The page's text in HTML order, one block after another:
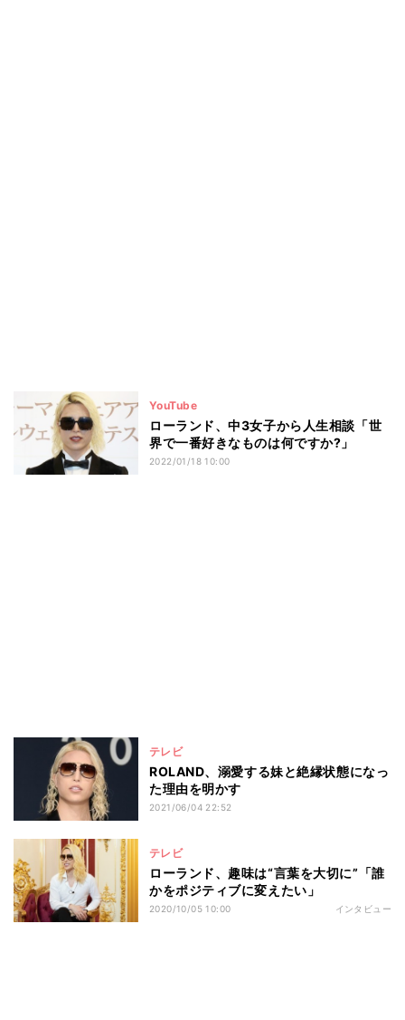
YouTube
ローランド、中3女子から人生相談「世
界で一番好きなものは何ですか?」
2022/01/18 10:00
テレビ
ROLAND、溺愛する妹と絶縁状態になっ
た理由を明かす
2021/06/04 22:52
テレビ
ローランド、趣味は“言葉を大切に”「誰
かをポジティブに変えたい」
2020/10/05 10:00 インタビュー